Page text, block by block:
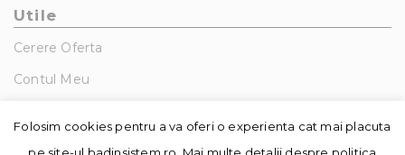
Utile
Cerere Oferta
Contul Meu
Folosim cookies pentru a va oferi o experienta cat mai placuta
pe site-ul badinsistem.ro. Mai multe detalii despre politica